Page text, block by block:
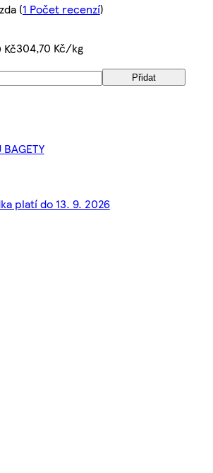
(1 Počet recenzí)
304,70 Kč/kg
Přidat
BAGETY
platí do 13. 9. 2026